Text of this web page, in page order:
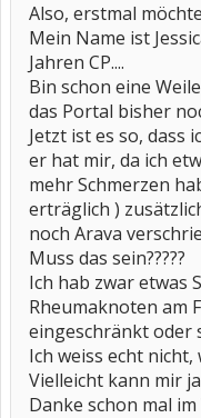
Also, erstmal
Mein Name ist
Jahren CP....
Bin schon eine
das Portal bisher
Jetzt ist es so, dass
er hat mir, da ich
mehr Schmerzen
erträglich )
noch Arava
Muss das sein?????
Ich hab zwar etwas
Rheumaknoten am
eingeschränkt oder
Ich weiss echt nicht,
Vielleicht kann mir
Danke schon mal im